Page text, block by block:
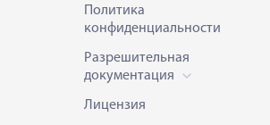
Политика
конфиденциальности
Разрешительная
документация
Лицензия